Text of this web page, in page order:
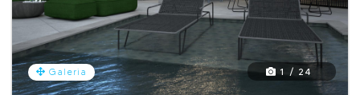
Galeria 1 / 24